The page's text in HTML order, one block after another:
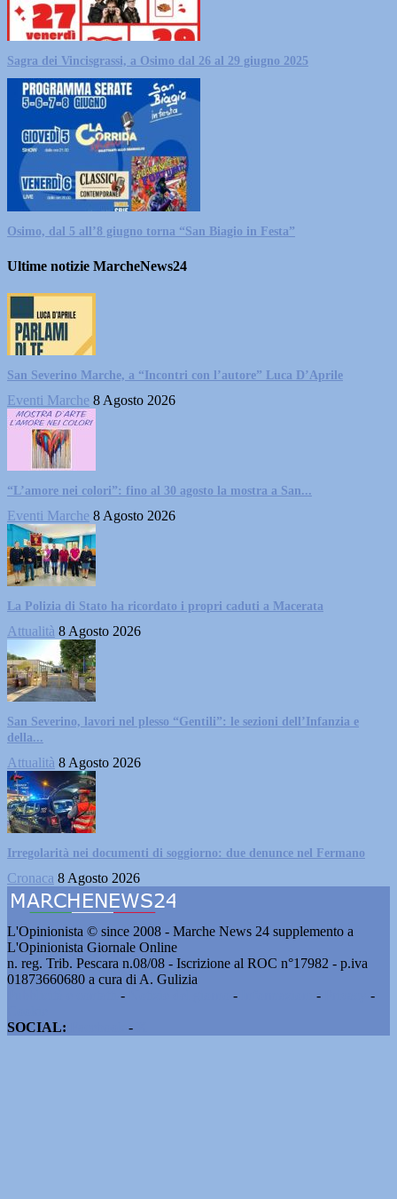
Sagra dei Vincisgrassi, a Osimo dal 26 al 29 giugno 2025
Osimo, dal 5 all’8 giugno torna “San Biagio in Festa”
Ultime notizie MarcheNews24
San Severino Marche, a “Incontri con l’autore” Luca D’Aprile
Eventi Marche 8 Agosto 2026
“L’amore nei colori”: fino al 30 agosto la mostra a San...
Eventi Marche 8 Agosto 2026
La Polizia di Stato ha ricordato i propri caduti a Macerata
Attualità 8 Agosto 2026
San Severino, lavori nel plesso “Gentili”: le sezioni dell’Infanzia e
della...
Attualità 8 Agosto 2026
Irregolarità nei documenti di soggiorno: due denunce nel Fermano
Cronaca 8 Agosto 2026
L'Opinionista © since 2008 - Marche News 24 supplemento a
L'Opinionista Giornale Online
n. reg. Trib. Pescara n.08/08 - Iscrizione al ROC n°17982 - p.iva
01873660680 a cura di A. Gulizia
- - -
-
SOCIAL:
-